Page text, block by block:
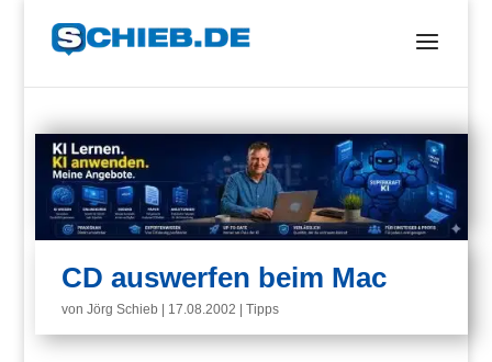
CD auswerfen beim Mac
vonJörg Schieb 17.08.2002 |Tipps